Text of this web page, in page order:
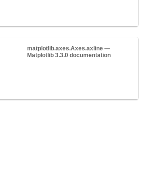
matplotlib.axes.Axes.axline —
Matplotlib 3.3.0 documentation